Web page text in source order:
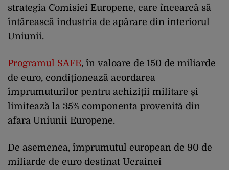
strategia Comisiei Europene, care încearcă să
întărească industria de apărare din interiorul
Uniunii.
Programul SAFE, în valoare de 150 de miliarde
de euro, condiționează acordarea
împrumuturilor pentru achiziții militare și
limitează la 35% componenta provenită din
afara Uniunii Europene.
De asemenea, împrumutul european de 90 de
miliarde de euro destinat Ucrainei